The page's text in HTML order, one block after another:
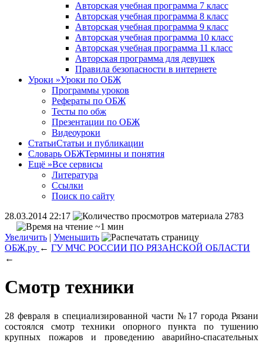
Авторская учебная программа 7 класс
Авторская учебная программа 8 класс
Авторская учебная программа 9 класс
Авторская учебная программа 10 класс
Авторская учебная программа 11 класс
Авторская программа для девушек
Правила безопасности в интернете
Уроки »Уроки по ОБЖ
Программы уроков
Рефераты по ОБЖ
Тесты по обж
Презентации по ОБЖ
Видеоуроки
СтатьиСтатьи и публикации
Словарь ОБЖТермины и понятия
Ещё »Все сервисы
Литература
Ссылки
Поиск по сайту
28.03.2014 22:17
2783
~1 мин
Увеличить | Уменьшить
ОБЖ.ру ← ГУ МЧС РОССИИ ПО РЯЗАНСКОЙ ОБЛАСТИ
←
Смотр техники
28 февраля в специализированной части №17 города Рязани
состоялся смотр техники опорного пункта по тушению
крупных пожаров и проведению аварийно-спасательных